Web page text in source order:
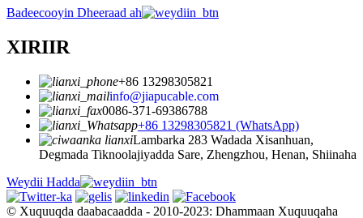
Badeecooyin Dheeraad ah
XIRIIR
+86 13298305821
info@jiapucable.com
0086-371-69386788
+86 13298305821 (WhatsApp)
Lambarka 283 Wadada Xisanhuan,
Degmada Tiknoolajiyadda Sare, Zhengzhou, Henan, Shiinaha
Weydii Hadda
© Xuquuqda daabacaadda - 2010-2023: Dhammaan Xuquuqaha